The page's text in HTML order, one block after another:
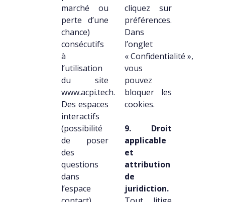
marché ou
perte d’une
chance)
consécutifs
à
l’utilisation
du site
www.acpi.tech.
Des espaces
interactifs
(possibilité
de poser
des
questions
dans
l’espace
cliquez sur
préférences.
Dans
l’onglet
« Confidentialité »,
vous
pouvez
bloquer les
cookies.
9. Droit
applicable
et
attribution
de
juridiction.